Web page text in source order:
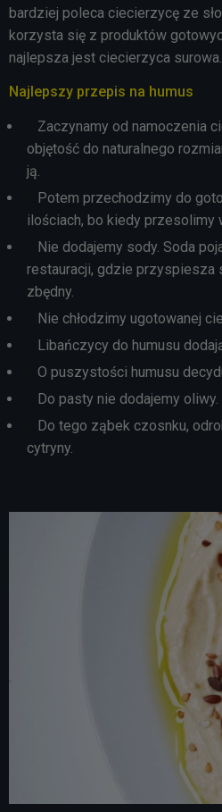
bardziej poleca ciecierzycę ze
korzysta się z produktów
najlepsza jest ciecierzyca surowa.
Najlepszy przepis na humus
Zaczynamy od namoczenia
objętość do naturalnego
ją.
Potem przechodzimy do
ilościach, bo kiedy przesolimy
Nie dodajemy sody. Soda
restauracji, gdzie przyspiesza
zbędny.
Nie chłodzimy ugotowanej
Libańczycy do humusu
O puszystości humusu
Do pasty nie dodajemy
Do tego ząbek czosnku,
cytryny.